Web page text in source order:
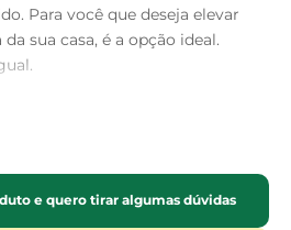
Para você que deseja elevar
sua casa, é a opção ideal.
e quero tirar algumas dúvidas